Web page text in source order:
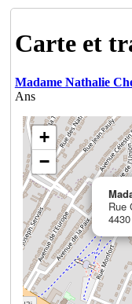
Carte et
Madame Nathalie
Ans
Rue
+
−